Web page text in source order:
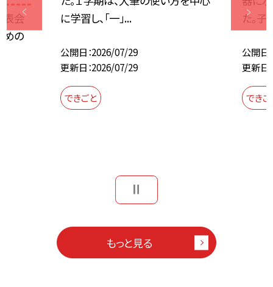
表会
めの
に学習し、「一」...
公開日 2026/07/29
更新日 2026/07/29
できごと
た。子
公開日
更新日
できご
もっと見る